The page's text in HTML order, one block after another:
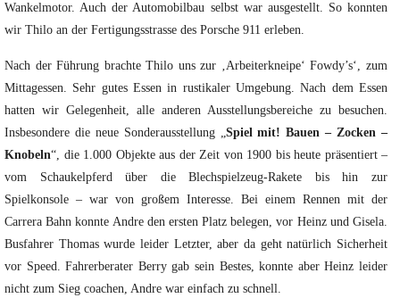
Wankelmotor. Auch der Automobilbau selbst war ausgestellt. So konnten
wir Thilo an der Fertigungsstrasse des Porsche 911 erleben.
Nach der Führung brachte Thilo uns zur ‚Arbeiterkneipe‘ Fowdy’s‘, zum
Mittagessen. Sehr gutes Essen in rustikaler Umgebung. Nach dem Essen
hatten wir Gelegenheit, alle anderen Ausstellungsbereiche zu besuchen.
Insbesondere die neue Sonderausstellung „Spiel mit! Bauen – Zocken –
Knobeln“, die 1.000 Objekte aus der Zeit von 1900 bis heute präsentiert –
vom Schaukelpferd über die Blechspielzeug-Rakete bis hin zur
Spielkonsole – war von großem Interesse. Bei einem Rennen mit der
Carrera Bahn konnte Andre den ersten Platz belegen, vor Heinz und Gisela.
Busfahrer Thomas wurde leider Letzter, aber da geht natürlich Sicherheit
vor Speed. Fahrerberater Berry gab sein Bestes, konnte aber Heinz leider
nicht zum Sieg coachen, Andre war einfach zu schnell.